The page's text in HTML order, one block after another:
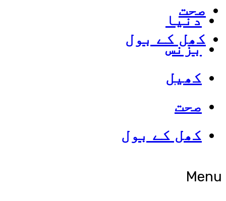
دنیا
بزنس
کھیل
صحت
کھل کے بول
Menu
صحت
کھل کے بول